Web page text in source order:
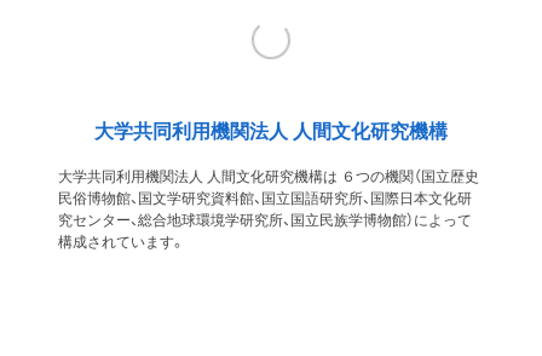
大学共同利用機関法人 人間文化研究機構
大学共同利用機関法人 人間文化研究機構は ６つの機関（国立歴史
民俗博物館、国文学研究資料館、国立国語研究所、国際日本文化研
究センター、総合地球環境学研究所、国立民族学博物館）によって
構成されています。